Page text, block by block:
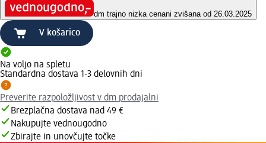
dm trajno nizka cenani zvišana od 26.03.2025
V košarico
Na voljo na spletu
Standardna dostava 1-3 delovnih dni
Preverite razpoložljivost v dm prodajalni
Brezplačna dostava nad 49 €
Nakupujte vednougodno
Zbirajte in unovčujte točke